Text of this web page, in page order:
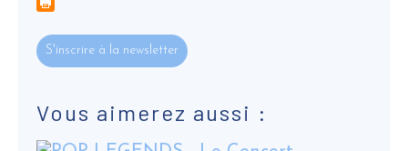
S'inscrire à la newsletter
Vous aimerez aussi :